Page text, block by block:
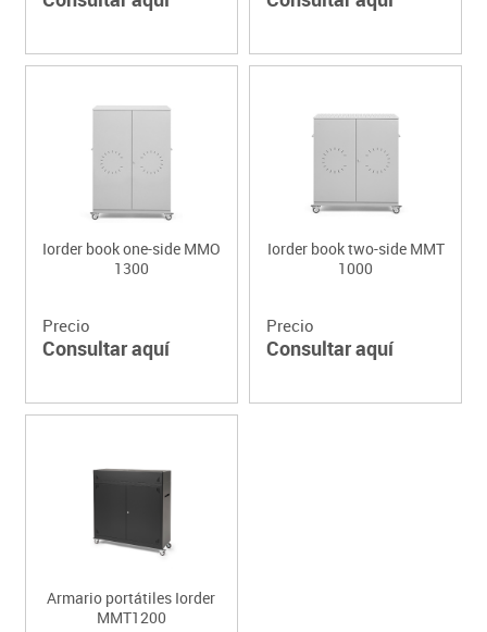
Iorder book one-side MMO
1300
Precio
Consultar aquí
Iorder book two-side MMT
1000
Precio
Consultar aquí
Armario portátiles Iorder
MMT1200